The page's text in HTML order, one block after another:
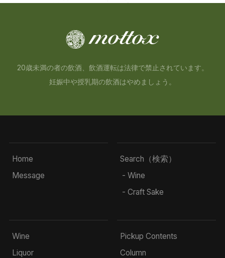
20歳未満の者の飲酒、飲酒運転は法律で禁止されています。
妊娠中や授乳期の飲酒はやめましょう。
Home
Message
Search（検索）
- Wine
- Craft Sake
Wine
Liquor
Pickup Contents
Column